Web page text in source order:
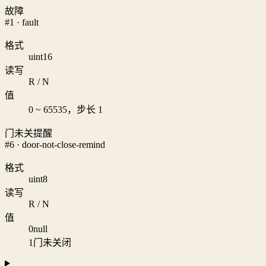
故障
#1 · fault
格式
uint16
读写
R / N
值
0 ~ 65535，步长 1
门未关提醒
#6 · door-not-close-remind
格式
uint8
读写
R / N
值
0null
1 门未关闭